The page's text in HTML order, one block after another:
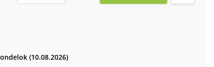
(10.08.2026)